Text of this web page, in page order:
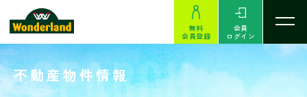
無料
会員登録
会員
ログイン
不動産物件情報